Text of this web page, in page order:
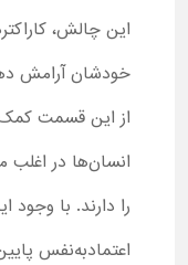
این چالش،
خودشان آرامش
از این قسمت کمک
انسان‌ها در اغلب
را دارند. با وجود
اعتمادبه‌نفس